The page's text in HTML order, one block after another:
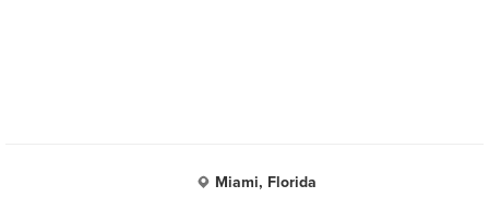
Miami, Florida